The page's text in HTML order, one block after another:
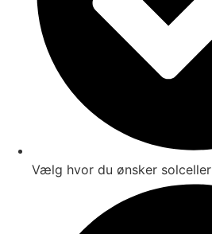
Vælg hvor du ønsker solceller